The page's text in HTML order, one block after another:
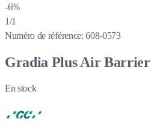
-6%
1/1
Numéro de référence: 608-0573
Gradia Plus Air Barrier
En stock